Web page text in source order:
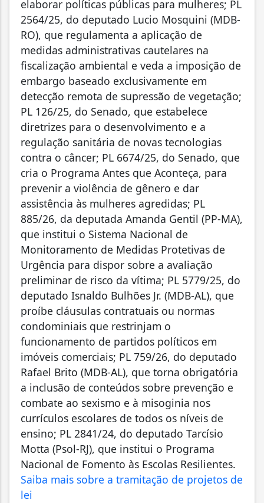
elaborar políticas públicas para mulheres; PL
2564/25, do deputado Lucio Mosquini (MDB-
RO), que regulamenta a aplicação de
medidas administrativas cautelares na
fiscalização ambiental e veda a imposição de
embargo baseado exclusivamente em
detecção remota de supressão de vegetação;
PL 126/25, do Senado, que estabelece
diretrizes para o desenvolvimento e a
regulação sanitária de novas tecnologias
contra o câncer; PL 6674/25, do Senado, que
cria o Programa Antes que Aconteça, para
prevenir a violência de gênero e dar
assistência às mulheres agredidas; PL
885/26, da deputada Amanda Gentil (PP-MA),
que institui o Sistema Nacional de
Monitoramento de Medidas Protetivas de
Urgência para dispor sobre a avaliação
preliminar de risco da vítima; PL 5779/25, do
deputado Isnaldo Bulhões Jr. (MDB-AL), que
proíbe cláusulas contratuais ou normas
condominiais que restrinjam o
funcionamento de partidos políticos em
imóveis comerciais; PL 759/26, do deputado
Rafael Brito (MDB-AL), que torna obrigatória
a inclusão de conteúdos sobre prevenção e
combate ao sexismo e à misoginia nos
currículos escolares de todos os níveis de
ensino; PL 2841/24, do deputado Tarcísio
Motta (Psol-RJ), que institui o Programa
Nacional de Fomento às Escolas Resilientes.
Saiba mais sobre a tramitação de projetos de
lei